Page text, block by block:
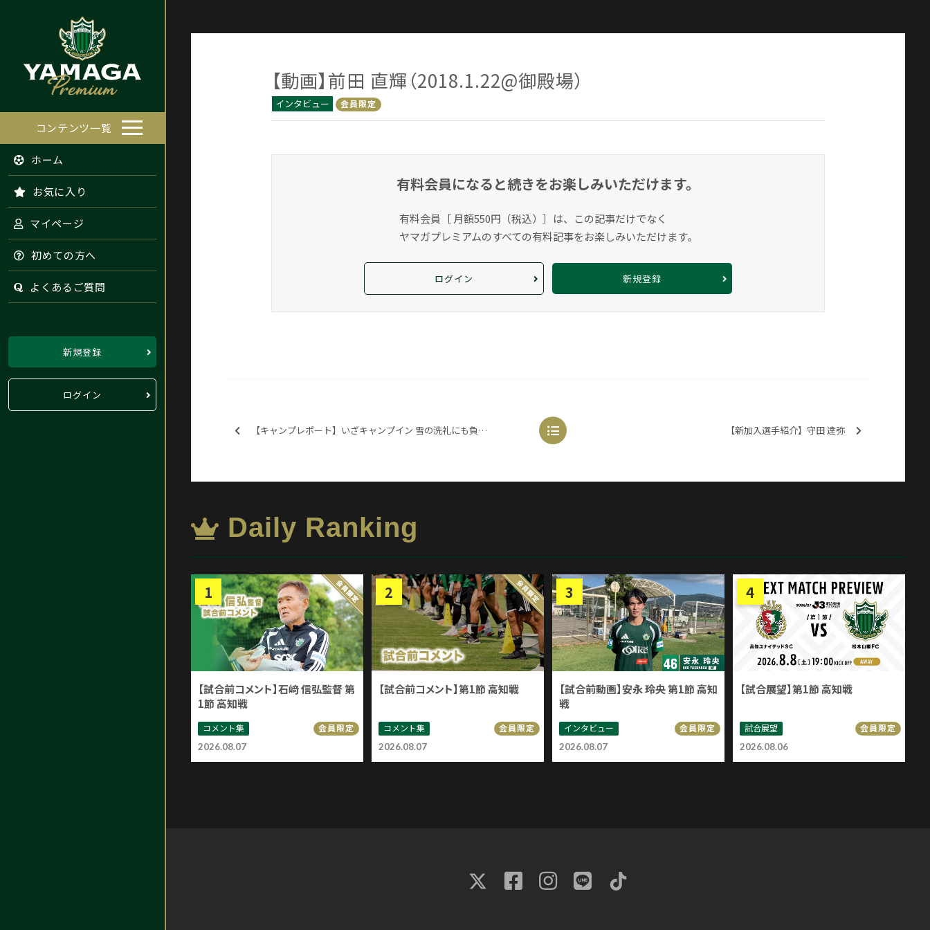
コンテンツ一覧
ホーム
お気に入り
マイページ
初めての方へ
よくあるご質問
新規登録
ログイン
【動画】前田 直輝（2018.1.22@御殿場）
インタビュー 会員限定
有料会員になると続きをお楽しみいただけます。
有料会員［ 月額550円（税込）］は、この記事だけでなく
ヤマガプレミアムのすべての有料記事をお楽しみいただけます。
ログイン 新規登録
【キャンプレポート】いざキャンプイン 雪の洗礼にも負けず（2018.1.22@御殿場） 【新加入選手紹介】守田 達弥
Daily Ranking
2026.08.07
【試合前コメント】石﨑 信弘監督 第
1節 高知戦
コメント集 会員限定
2026.08.07
【試合前コメント】第1節 高知戦
コメント集 会員限定
2026.08.07
【試合前動画】安永 玲央 第1節 高知
戦
インタビュー 会員限定
2026.08.06
【試合展望】第1節 高知戦
試合展望 会員限定